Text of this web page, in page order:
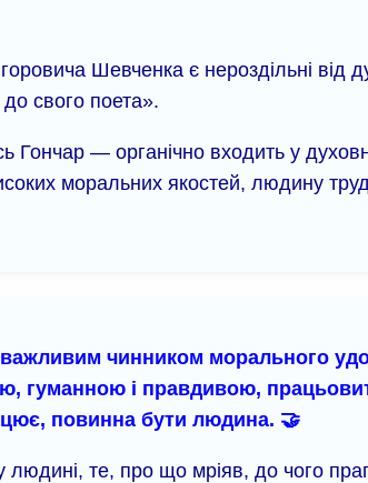
Шевченка є нероздільні від
до свого поета».
— органічно входить у
моральних якостей, людину
чинником морального
гуманною і правдивою,
повинна бути людина. 🤝
те, про що мріяв, до чого